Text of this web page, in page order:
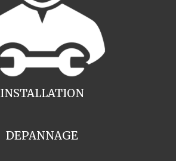
INSTALLATION
DEPANNAGE